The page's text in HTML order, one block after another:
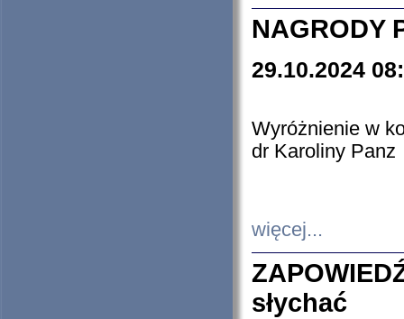
NAGRODY
29.10.2024
Wyróżnienie w
dr Karoliny Panz
więcej...
słychać